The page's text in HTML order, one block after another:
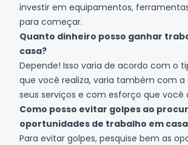
investir em equipamentos,
para começar.
Quanto dinheiro posso ganhar
casa?
Depende! Isso varia de acordo com o
que você realiza, varia também com
seus serviços e com esforço que você
Como posso evitar golpes ao
oportunidades de trabalho em
Para evitar golpes, pesquise bem as